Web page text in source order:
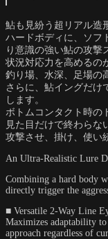
鮎も見紛う超リアル造
ハードボディに、ソフ
り意識の強い鮎の攻撃
状況対応力を高めるの
釣り場、水深、足場の
さらに、鮎イングだけ
します。
ボトムコンタクト時の
見た目だけで終わらな
攻撃させ、掛け、使い
An Ultra-Realistic Lure
Combining a hard body
directly trigger the
■ Versatile 2-Way Line
Maximizes adaptability
approach regardless of